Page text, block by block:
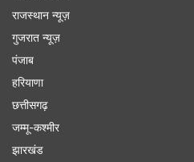
राजस्थान न्यूज़
गुजरात न्यूज़
पंजाब
हरियाणा
छत्तीसगढ़
जम्मू-कश्मीर
झारखंड